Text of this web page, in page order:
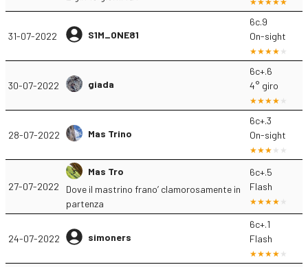
31-07-2022 S1M_ONE81
6c.9
On-sight
30-07-2022 giada
6c+.6
4° giro
28-07-2022 Mas Trino
6c+.3
On-sight
27-07-2022
Mas Tro
Dove il mastrino frano’ clamorosamente in
partenza
6c+.5
Flash
24-07-2022 simoners
6c+.1
Flash